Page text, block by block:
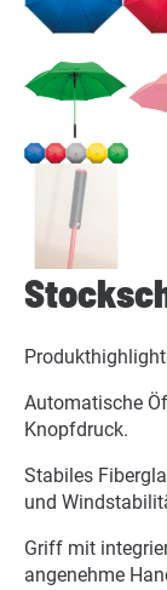
Automatische
Knopfdruck.
Stabiles
und
Griff mit
angenehme